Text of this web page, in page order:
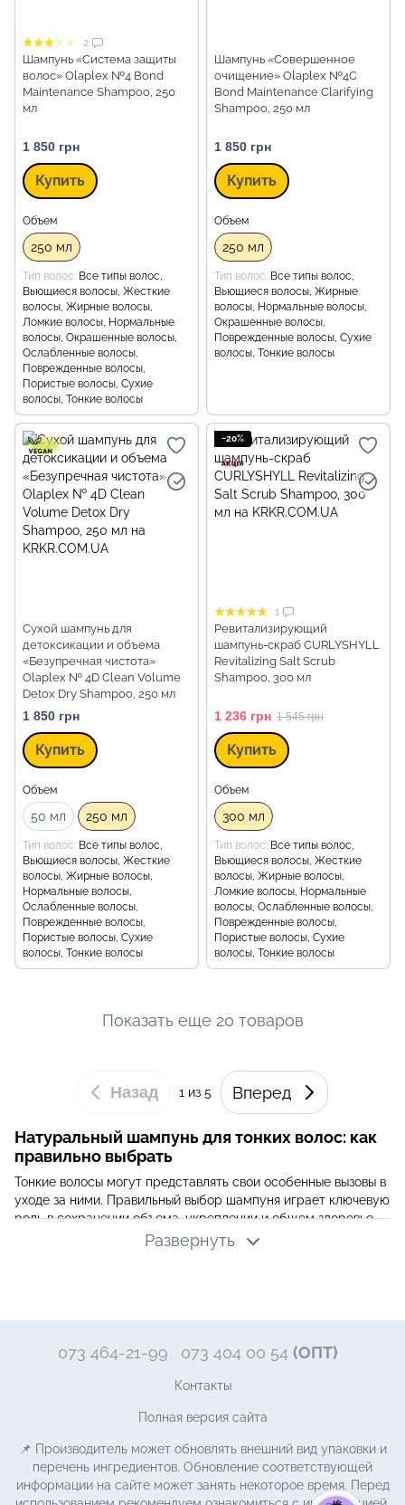
2
Шампунь «Система защиты
волос» Olaplex №4 Bond
Maintenance Shampoo, 250
мл
1 850 грн
Купить
Объем
250 мл
Тип волос Все типы волос,
Вьющиеся волосы, Жесткие
волосы, Жирные волосы,
Ломкие волосы, Нормальные
волосы, Окрашенные волосы,
Ослабленные волосы,
Поврежденные волосы,
Пористые волосы, Сухие
волосы, Тонкие волосы
Шампунь «Совершенное
очищение» Olaplex №4C
Bond Maintenance Clarifying
Shampoo, 250 мл
1 850 грн
Купить
Объем
250 мл
Тип волос Все типы волос,
Вьющиеся волосы, Жирные
волосы, Нормальные волосы,
Окрашенные волосы,
Поврежденные волосы, Сухие
волосы, Тонкие волосы
Сухой шампунь для
детоксикации и объема
«Безупречная чистота»
Olaplex № 4D Clean Volume
Detox Dry Shampoo, 250 мл
1 850 грн
Купить
Объем
50 мл 250 мл
Тип волос Все типы волос,
Вьющиеся волосы, Жесткие
волосы, Жирные волосы,
Нормальные волосы,
Ослабленные волосы,
Поврежденные волосы,
Пористые волосы, Сухие
волосы, Тонкие волосы
−20%
1
Ревитализирующий
шампунь-скраб CURLYSHYLL
Revitalizing Salt Scrub
Shampoo, 300 мл
1 236 грн 1 545 грн
Купить
Объем
300 мл
Тип волос Все типы волос,
Вьющиеся волосы, Жесткие
волосы, Жирные волосы,
Ломкие волосы, Нормальные
волосы, Ослабленные волосы,
Поврежденные волосы,
Пористые волосы, Сухие
волосы, Тонкие волосы
Показать еще 20 товаров
Назад 1 из 5 Вперед
Натуральный шампунь для тонких волос: как
правильно выбрать
Тонкие волосы могут представлять свои особенные вызовы в
уходе за ними. Правильный выбор шампуня играет ключевую
роль в сохранении объема, укреплении и общем здоровье
тонких волос. Некоторые важные факторы, которые следует
учитывать при выборе шампуня для тонких волос:
учетом особых потребностей тонких волос и помогают
придать им дополнительный объем и укрепить структуру.
Ознакомьтесь с составом шампуня и обращайте внимание
на ключевые ингредиенты. Избегайте шампуней слишком
тяжелых масел или силиконов, так как способны отягощать
волосы. Вместо этого, ищите шампуни с питательными
веществами, такими как протеины, пантенол, биотин и
Развернуть
073 464-21-99 073 404 00 54 (ОПТ)
Контакты
Полная версия сайта
📌 Производитель может обновлять внешний вид упаковки и
перечень ингредиентов. Обновление соответствующей
информации на сайте может занять некоторое время. Перед